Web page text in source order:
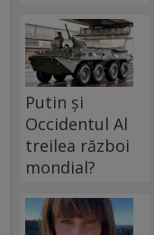
Putin și
Occidentul Al
treilea război
mondial?